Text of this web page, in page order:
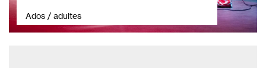
Ados / adultes